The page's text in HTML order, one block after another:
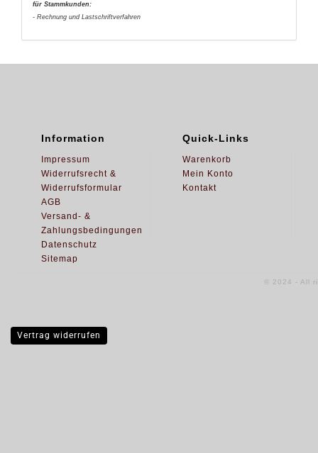
für Stammkunden:
- Rechnung und Lastschriftverfahren
Information
Impressum
Widerrufsrecht &
Widerrufsformular
AGB
Versand- &
Zahlungsbedingungen
Datenschutz
Sitemap
Quick-Links
Warenkorb
Mein Konto
Kontakt
© 2024 - All
Vertrag widerrufen